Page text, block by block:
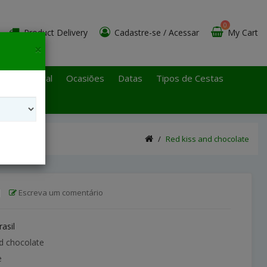
Product Delivery Cadastre-se / Acessar My Cart
0
Paulo Litoral Ocasiões Datas
Tipos de Cestas
Red kiss and chocolate
Escreva um comentário
chocolate
×